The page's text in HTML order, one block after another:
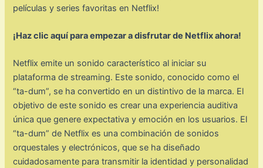
películas y series favoritas en Netflix!
¡Haz clic aquí para empezar a disfrutar de Netflix ahora!
Netflix emite un sonido característico al iniciar su
plataforma de streaming. Este sonido, conocido como el
“ta-dum”, se ha convertido en un distintivo de la marca. El
objetivo de este sonido es crear una experiencia auditiva
única que genere expectativa y emoción en los usuarios. El
“ta-dum” de Netflix es una combinación de sonidos
orquestales y electrónicos, que se ha diseñado
cuidadosamente para transmitir la identidad y personalidad